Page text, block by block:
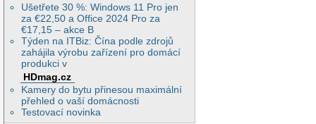
Ušetřete 30 %: Windows 11 Pro jen
za €22,50 a Office 2024 Pro za
€17,15 – akce B
Týden na ITBiz: Čína podle zdrojů
zahájila výrobu zařízení pro domácí
produkci v
HDmag.cz
Kamery do bytu přinesou maximální
přehled o vaší domácnosti
Testovací novinka